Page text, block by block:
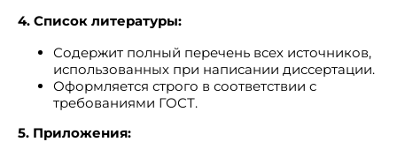
4. Список литературы:
Содержит полный перечень всех источников,
использованных при написании диссертации.
Оформляется строго в соответствии с
требованиями ГОСТ.
5. Приложения: